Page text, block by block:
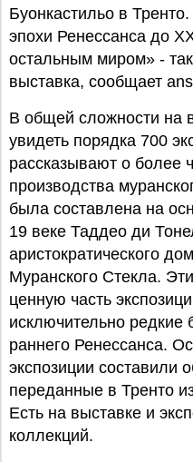
Буонкастильо в
эпохи Ренессанса до
остальным миром» -
выставка, сообщает
В общей сложности на
увидеть порядка 700
рассказывают о более
производства
была составлена на
19 веке Таддео ди
аристократического
Муранского Стекла.
ценную часть
исключительно редкие
раннего Ренессанса.
экспозиции составили
переданные в Тренто
Есть на выставке и
коллекций.